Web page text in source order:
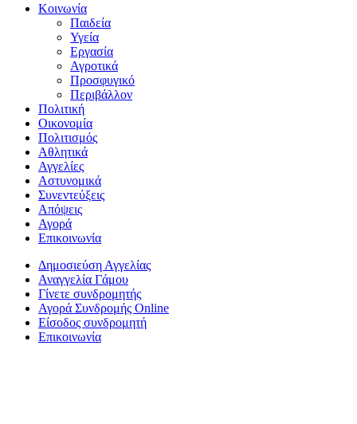
Κοινωνία
Παιδεία
Υγεία
Εργασία
Αγροτικά
Προσφυγικό
Περιβάλλον
Πολιτική
Οικονομία
Πολιτισμός
Αθλητικά
Αγγελίες
Αστυνομικά
Συνεντεύξεις
Απόψεις
Αγορά
Επικοινωνία
Δημοσιεύση Αγγελίας
Αναγγελία Γάμου
Γίνετε συνδρομητής
Αγορά Συνδρομής Online
Είσοδος συνδρομητή
Επικοινωνία